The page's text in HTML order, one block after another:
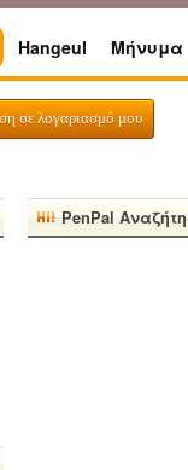
Hangeul Μήνυμα
σε λογαριασμό μου
PenPal